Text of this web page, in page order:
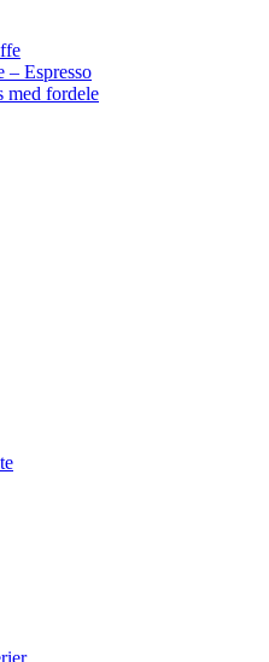
– Espresso
med fordele